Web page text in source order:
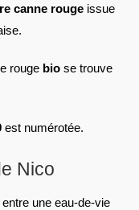
canne rougeissue
rouge biose trouve
est numérotée.
Nico
une eau-de-vie